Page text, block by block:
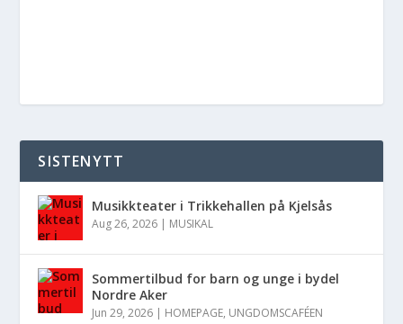
SISTENYTT
Musikkteater i Trikkehallen på Kjelsås
Aug 26, 2026 | MUSIKAL
Sommertilbud for barn og unge i bydel
Nordre Aker
Jun 29, 2026 | HOMEPAGE, UNGDOMSCAFÉEN